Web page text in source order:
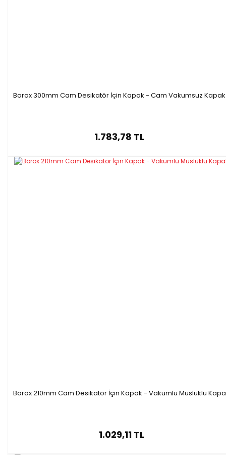
Borox 300mm Cam Desikatör İçin Kapak - Cam Vakumsuz Kapak
1.783,78 TL
Borox 210mm Cam Desikatör İçin Kapak - Vakumlu Musluklu
1.029,11 TL